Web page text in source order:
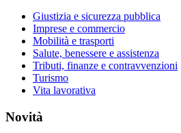
Giustizia e sicurezza pubblica
Imprese e commercio
Mobilità e trasporti
Salute, benessere e assistenza
Tributi, finanze e contravvenzioni
Turismo
Vita lavorativa
Novità